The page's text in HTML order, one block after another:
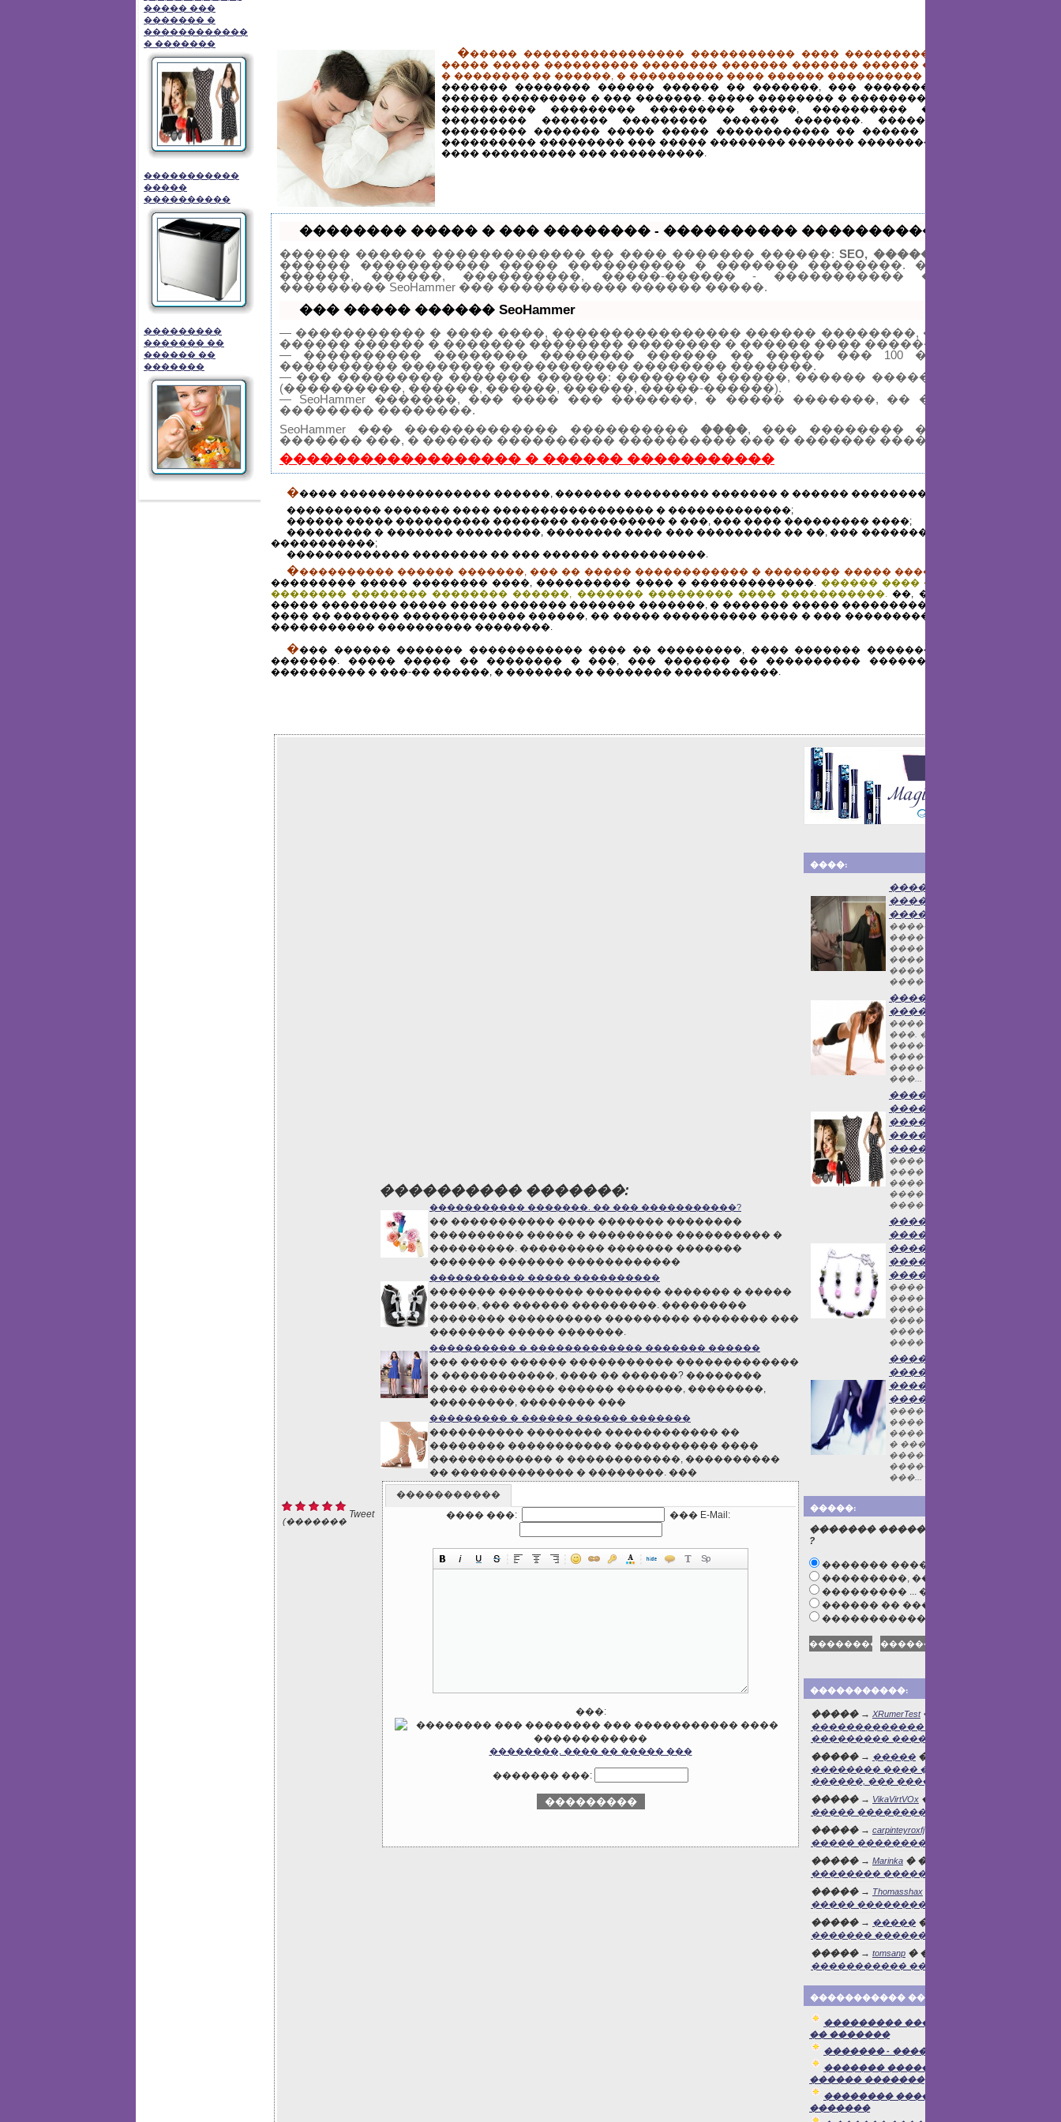
����� ���
������� �
������������
� �������
�����������
�����
����������
���������
������� ��
������ ��
�������
������ ����������������� ����������� ���� ������������ �
����� ����� ���������� �������� ������� ������� ������ ���������
� �������� �� ������, � ���������� ���� ������ ���������� �����.
������� �������� ������ ������ �� �������, ��� ���������, � ���
������ ��������� � ��� �������. ����� �������� � ���������� �����
���������� ��������� ��������� �����, ���������� �������
��������� ������� ��������� ������ �������. ����� ���������
��������� ������� ����� ����� ������������ �� ������ ������
���������� ��������� ��� ����� �������� ������� ��������, ������� �
���� ���������� ��� ����������.
�������� ����� � ��� �������� - ���������� ����������� �� SeoHammer
������ ������ ������������� �� ���� ������� ������:SEO, ������ � SMM.
������ ����������� ����� ���������� � ������� ��������. ������,
������, ������, ����������, �����-������ - ����������� ��
��������� SeoHammer ��� ����������� ������ �����.
��� ����� ������ SeoHammer
— ����������� � ���� ����, ���������������� ������ ��������, �������
������ ������ � ������� �������� �������� � ������ ���� ������.
— ���������� �������� �������� ������ �� ����� ��� 100 �����������
���������� �������� ����������� �������� �������.
— ��� ��������� ������� ������: �������� ������, ������ ������,
(����������, ������, ������, ������, �����-������).
— SeoHammer �������, ��� ���� ��� �������, � ����� �������, �� �������
�������� ��������.
SeoHammer ��� ������������� ���������� ����, ��� �������� �����������
������� ���, � ������ ���������� ���������� ��� � ������� ������ 7 ����.
������������������ � ������ �����������
����� ���������������� ������, ������� ��������� ������� � ������ ���������:
���������� ������� ���� ����������������� � �������������;
������ ����� ���������� �������� ���������� � ���, ��� ���� ��������� ����;
��������� � ������� ���������, �������� ���� ��� ��������� �� ��, ��� ��������� � ����
�����������;
������������� �������� �� ��� ������ �����������.
����������� ������ �������, ��� �� ����� ������������ � �������� ����� ������.
��������� ����� �������� ����, ���������� ���� � �������������. ������ ���� ������� � �����-
�������� �������� �������� ������, ������� ��������� ���� �����������. ��, � ������
����� �������� ����� ����� ������� ������� �������, � ������� ����� ����������� �������-
���� �� ������� ������������� ������, �� ����� ���������� ���� � ��� ��������������
����������� ���������� ��������.
���� ������ ������� ������������ ���� �� ���������, ���� ������� �������� ����������
�������. ����� ����� �� �������� � ���, ��� ������� �� ���������� ������������, �����
���������� � ���-�� ������, � ������� �� �������� �����������.
(�������
Tweet
���������� �������:
����������� �������. �� ��� �����������?
�� ����������� ���� ������� ��������
���������� ����� � ��������� ���������� �
���������. ��������� ������� �������
������� ������� ������������
����������� ����� ����������
������� ��������� �������� ������� � �����
�����, ��� ������ ���������. ���������
�������� ���������� ��������� �������� ���
�������� ����� �������.
���������� � ������������� ������� ������
��� ����� ������ ����������� �������������
� ������������, ���� �� ������? ��������
���� ��������� ������ �������, ��������,
���������, �������� ���
��������� � ������ ������ �������
���������� �������� ������������ ��
�������� ����������� ����������� ����
������������� � ������������, ����������
�� ������������� � ��������. ���
�����������
���� ���:
��� E-Mail:
���:
��������, ���� �� ����� ���
������� ���:
����:
�����������
������-
������
����������
������ �����
���� �������,
���� ������ ��
���� �����.
�����...
������ �� 90
������
�������� �� 90
���. ��� �����
�������, �
�����������
����� �������
���...
����� ������
����� ���
������� �
�������������
�������
����� �������
���� � �������
��������� – ���,
����������,
������...
��������� ��
�����������
������
������
������
��������� ��
������������
����� ������
������������
�������� ���
�����...
������
���������
��������
��������
������
�������
������������
� ����� ����� �
�������
��������. ����
���...
�����:
������� ������ ������ ������
?
������� ������
���������, �� ����...
��������� ... �� ...
������ �� �����
����������� ��������
�����������:
����� → XRumerTest � ������� →
������������� ���� - ������, ���
��������� ����������� ...
����� → ����� � ������� →
�������� ���� �� �����: ���
������, ��� ����� ����
����� → VikaVirtVOx � ������� →
����� ����������� �������
����� → carpinteyroxfj
����� ����������� �������
����� → Marinka � ������� →
�������� ������
����� → Thomasshax
����� ����������� �������
����� → ����� � ������� →
������� ������� �����
����� → tomsanp � ������� →
����������� �������
����������� �����:
��������� ������� �� ������
�� �������
������� - �����
������� ���������� �������
������ �������
�������� ����� ������ �
�������